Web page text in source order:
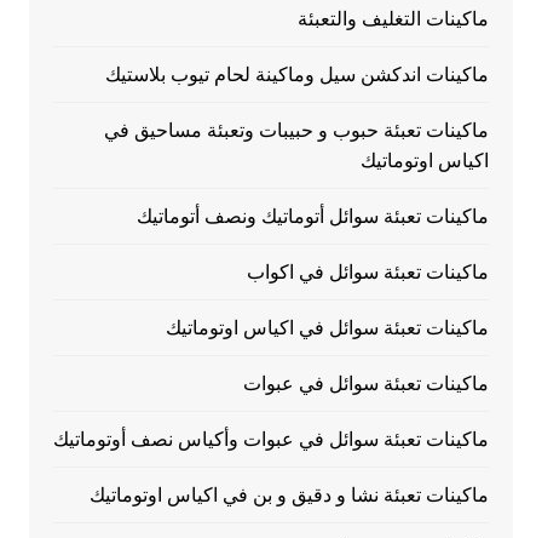
ماكينات التغليف والتعبئة
ماكينات اندكشن سيل وماكينة لحام تيوب بلاستيك
ماكينات تعبئة حبوب و حبيبات وتعبئة مساحيق في
اكياس اوتوماتيك
ماكينات تعبئة سوائل أتوماتيك ونصف أتوماتيك
ماكينات تعبئة سوائل في اكواب
ماكينات تعبئة سوائل في اكياس اوتوماتيك
ماكينات تعبئة سوائل في عبوات
ماكينات تعبئة سوائل في عبوات وأكياس نصف أوتوماتيك
ماكينات تعبئة نشا و دقيق و بن في اكياس اوتوماتيك